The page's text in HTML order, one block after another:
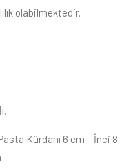
olabilmektedir.
Kürdanı 6 cm – İnci 8